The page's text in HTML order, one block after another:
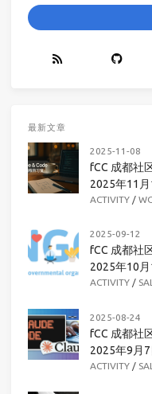
最新文章
2025-11-08
fCC 成都社
2025年11月
ACTIVITY /
2025-09-12
fCC 成都社
2025年10月
ACTIVITY /
2025-08-24
fCC 成都社
2025年9月7
ACTIVITY /